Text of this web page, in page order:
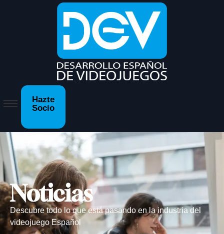
Hazte
Socio
Noticias
Descubre todo lo que está pasando en la industria del
videojuego Español